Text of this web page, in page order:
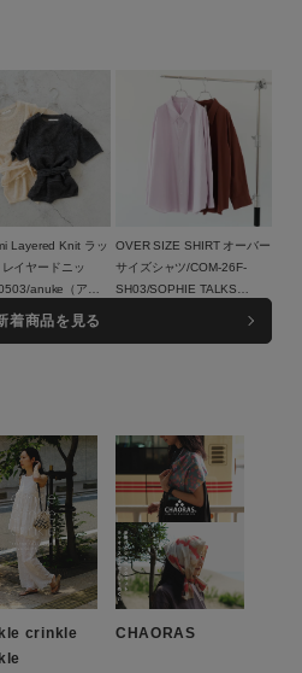
で絞り込む
Layered Knit ラッ
イヤードニッ
anuke（アン
（税込）
OVER SIZE SHIRT オーバー
サイズシャツ/COM-26F-
SH03/SOPHIE TALKS
着商品を見る
crinkle
CHAORAS